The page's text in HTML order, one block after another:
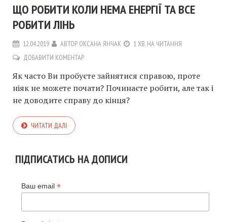
ЩО РОБИТИ КОЛИ НЕМА ЕНЕРГІЇ ТА ВСЕ
РОБИТИ ЛІНЬ
12.04.2019 АВТОР ОКСАНА ЯНЧАК
1 ХВ. НА ЧИТАННЯ
ДОБАВИТИ КОМЕНТАР
Як часто Ви пробуєте зайнятися справою, проте
ніяк не можете почати? Починаєте робити, але так і
не доводите справу до кінця?
ЧИТАТИ ДАЛІ
ПІДПИСАТИСЬ НА ДОПИСИ
Ваш email *